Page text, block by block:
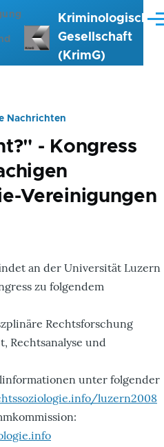
Kriminologische
Gesellschaft
(KrimG)
Nachrichten
- Kongress
Vereinigungen
an der Universität Luzern
zu folgendem
Rechtsforschung
Rechtsanalyse und
unter folgender
luzern2008